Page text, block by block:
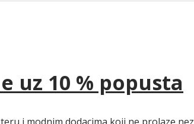
uz 10 % popusta